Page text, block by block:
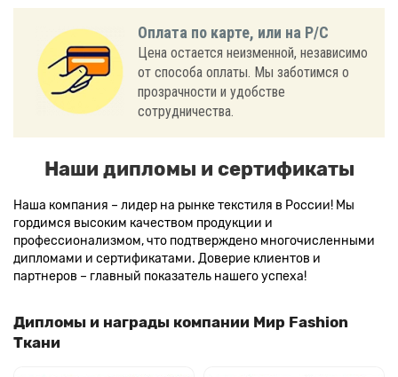
Оплата по карте, или на Р/С
Цена остается неизменной, независимо
от способа оплаты. Мы заботимся о
прозрачности и удобстве
сотрудничества.
Наши дипломы и сертификаты
Наша компания – лидер на рынке текстиля в России! Мы
гордимся высоким качеством продукции и
профессионализмом, что подтверждено многочисленными
дипломами и сертификатами. Доверие клиентов и
партнеров – главный показатель нашего успеха!
Дипломы и награды компании Мир Fashion
Ткани